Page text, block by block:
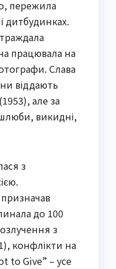
пережила
дитбудинках.
працювала на
Слава
віддають
але за
викидні,
з
до 100
з
конфлікти на
to Give” – усе